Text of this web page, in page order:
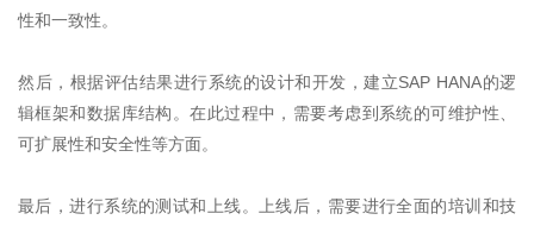
性和一致性。
然后，根据评估结果进行系统的设计和开发，建立SAP HANA的逻
辑框架和数据库结构。在此过程中，需要考虑到系统的可维护性、
可扩展性和安全性等方面。
最后，进行系统的测试和上线。上线后，需要进行全面的培训和技